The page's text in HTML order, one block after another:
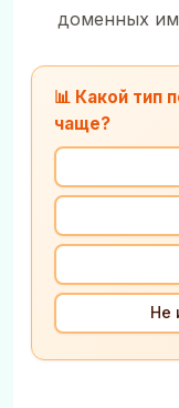
доменных
📊 Какой тип
чаще?
Не